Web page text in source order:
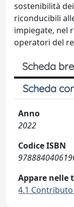
sostenibilità
riconducibili
impiegate, nel
operatori del
Scheda
Scheda
Anno
2022
Codice ISBN
Appare nelle
4.1